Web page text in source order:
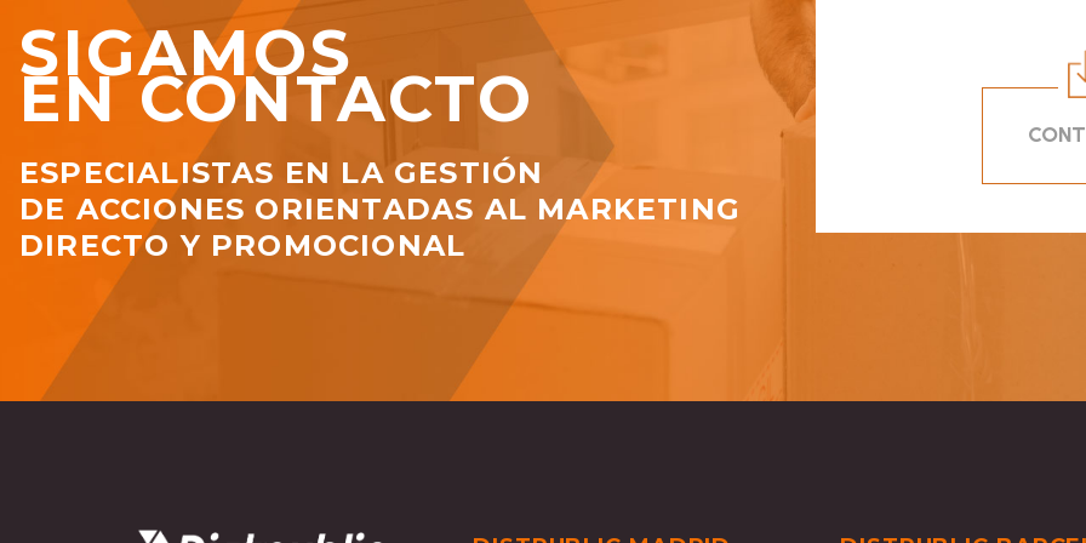
SIGAMOS
EN CONTACTO
ESPECIALISTAS EN LA GESTIÓN
DE ACCIONES ORIENTADAS AL MARKETING
DIRECTO Y PROMOCIONAL